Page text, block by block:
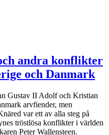
andra konflikter
och Danmark
Gustav II Adolf och Kristian
arvfiender, men
var ett av alla steg på
tröstlösa konflikter i världen
Peter Wallensteen.